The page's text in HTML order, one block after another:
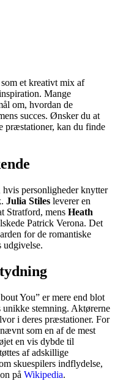
et kreativt mix af
Mange
om, hvordan de
succes. Ønsker du at
præstationer, kan du finde
personligheder knytter
Julia Stiles leverer en
Stratford, mens Heath
Patrick Verona. Det
for de romantiske
udgivelse.
You” er mere end blot
stemning. Aktørerne
i deres præstationer. For
som en af de mest
en vis dybde til
af adskillige
skuespilers indflydelse,
på Wikipedia.